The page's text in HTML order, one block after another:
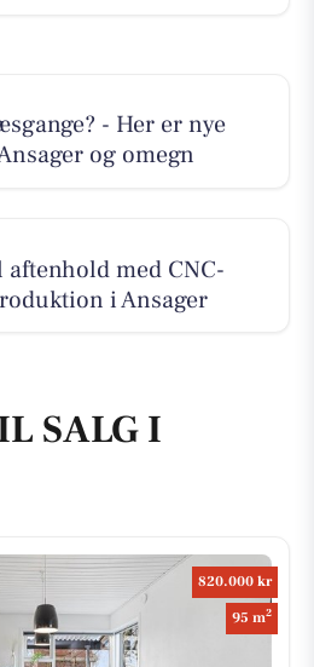
- Her er nye
og omegn
med CNC-
i Ansager
SALG I
820.000 kr
95 m2